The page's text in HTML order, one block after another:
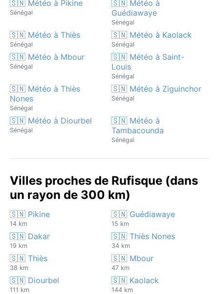
🇸🇳 Météo à Pikine
Sénégal
🇸🇳 Météo à
Guédiawaye
Sénégal
🇸🇳 Météo à Thiès
Sénégal
🇸🇳 Météo à Kaolack
Sénégal
🇸🇳 Météo à Mbour
Sénégal
🇸🇳 Météo à Saint-
Louis
Sénégal
🇸🇳 Météo à Thiès
Nones
Sénégal
🇸🇳 Météo à Ziguinchor
Sénégal
🇸🇳 Météo à Diourbel
Sénégal
🇸🇳 Météo à
Tambacounda
Sénégal
Villes proches de Rufisque (dans
un rayon de 300 km)
🇸🇳 Pikine
14 km
🇸🇳 Guédiawaye
15 km
🇸🇳 Dakar
19 km
🇸🇳 Thiès Nones
34 km
🇸🇳 Thiès
38 km
🇸🇳 Mbour
47 km
🇸🇳 Diourbel
111 km
🇸🇳 Kaolack
144 km